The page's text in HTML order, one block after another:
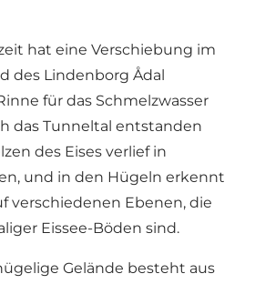
hat eine Verschiebung im
des Lindenborg Ådal
für das Schmelzwasser
das Tunneltal entstanden
des Eises verlief in
und in den Hügeln erkennt
verschiedenen Ebenen, die
Eissee-Böden sind.
Gelände besteht aus